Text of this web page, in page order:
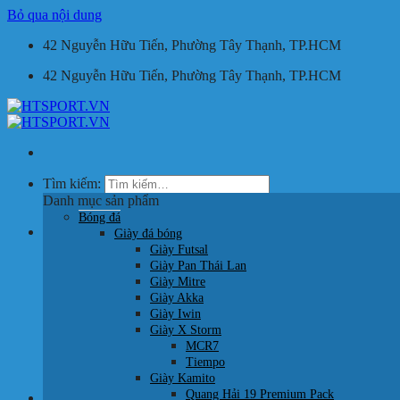
Bỏ qua nội dung
42 Nguyễn Hữu Tiến, Phường Tây Thạnh, TP.HCM
42 Nguyễn Hữu Tiến, Phường Tây Thạnh, TP.HCM
Tìm kiếm:
Giỏ hàng / 0₫
Chưa có sản phẩm trong giỏ hàng.
Quay trở lại cửa hàng
Danh mục sản phẩm
Bóng đá
Giày đá bóng
Giày Futsal
Giày Pan Thái Lan
Giày Mitre
Giày Akka
Giày Iwin
Giày X Storm
MCR7
Tiempo
Giày Kamito
Quang Hải 19 Premium Pack